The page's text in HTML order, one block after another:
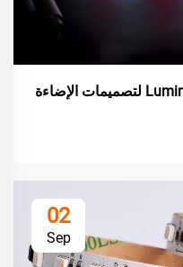
مزايا إضاءة النيون LED من Lumimore لتصميمات الإضاءة
02
Sep